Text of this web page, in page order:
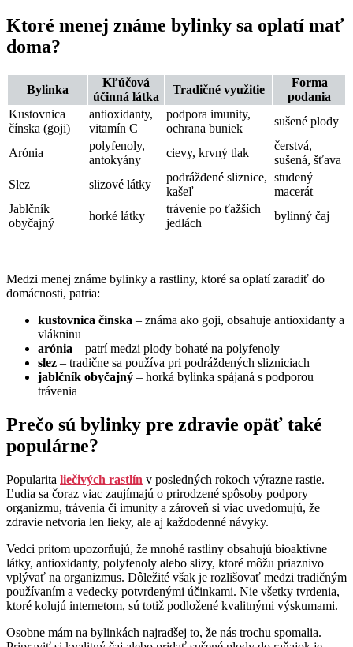
Ktoré menej známe bylinky sa oplatí mať
doma?
Bylinka
Kľúčová
účinná látka
Tradičné využitie
Forma
podania
Kustovnica
čínska (goji)
antioxidanty,
vitamín C
podpora imunity,
ochrana buniek
sušené plody
Arónia
polyfenoly,
antokyány
cievy, krvný tlak
čerstvá,
sušená, šťava
Slez
slizové látky
podráždené sliznice,
kašeľ
studený
macerát
Jablčník
obyčajný
horké látky
trávenie po ťažších
jedlách
bylinný čaj
Medzi menej známe bylinky a rastliny, ktoré sa oplatí zaradiť do
domácnosti, patria:
kustovnica čínska – známa ako goji, obsahuje antioxidanty a
vlákninu
arónia – patrí medzi plody bohaté na polyfenoly
slez – tradične sa používa pri podráždených slizniciach
jablčník obyčajný – horká bylinka spájaná s podporou
trávenia
Prečo sú bylinky pre zdravie opäť také
populárne?
Popularita liečivých rastlín v posledných rokoch výrazne rastie.
Ľudia sa čoraz viac zaujímajú o prirodzené spôsoby podpory
organizmu, trávenia či imunity a zároveň si viac uvedomujú, že
zdravie netvoria len lieky, ale aj každodenné návyky.
Vedci pritom upozorňujú, že mnohé rastliny obsahujú bioaktívne
látky, antioxidanty, polyfenoly alebo slizy, ktoré môžu priaznivo
vplývať na organizmus. Dôležité však je rozlišovať medzi tradičným
používaním a vedecky potvrdenými účinkami. Nie všetky tvrdenia,
ktoré kolujú internetom, sú totiž podložené kvalitnými výskumami.
Osobne mám na bylinkách najradšej to, že nás trochu spomalia.